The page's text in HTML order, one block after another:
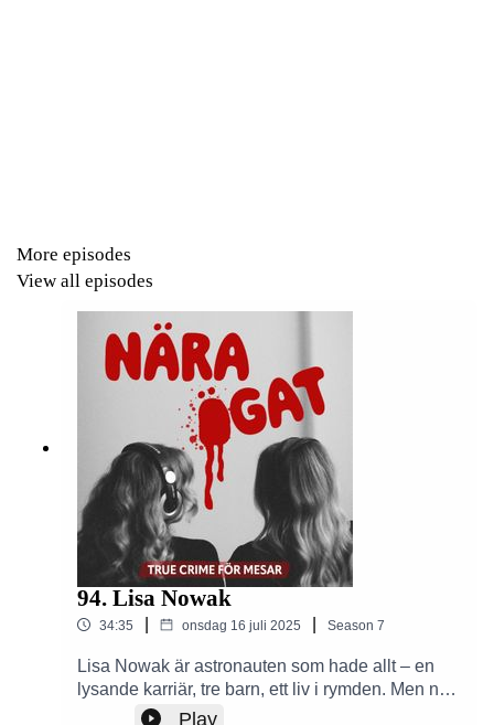
Apple Podcaster etc.
Skapad av Alexandra Kentsdottir och Amelia Ingman.
More episodes
View all episodes
94. Lisa Nowak
34:35 onsdag 16 juli 2025 Season 7
Lisa Nowak är astronauten som hade allt – en
lysande karriär, tre barn, ett liv i rymden. Men när
ett hemligt förhållande tar slut förlorar hon
Play